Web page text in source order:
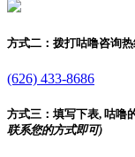
方式二： 拨打咕噜咨询热
(626) 433-8686
方式三： 填写下表, 咕噜
联系您的方式即可)